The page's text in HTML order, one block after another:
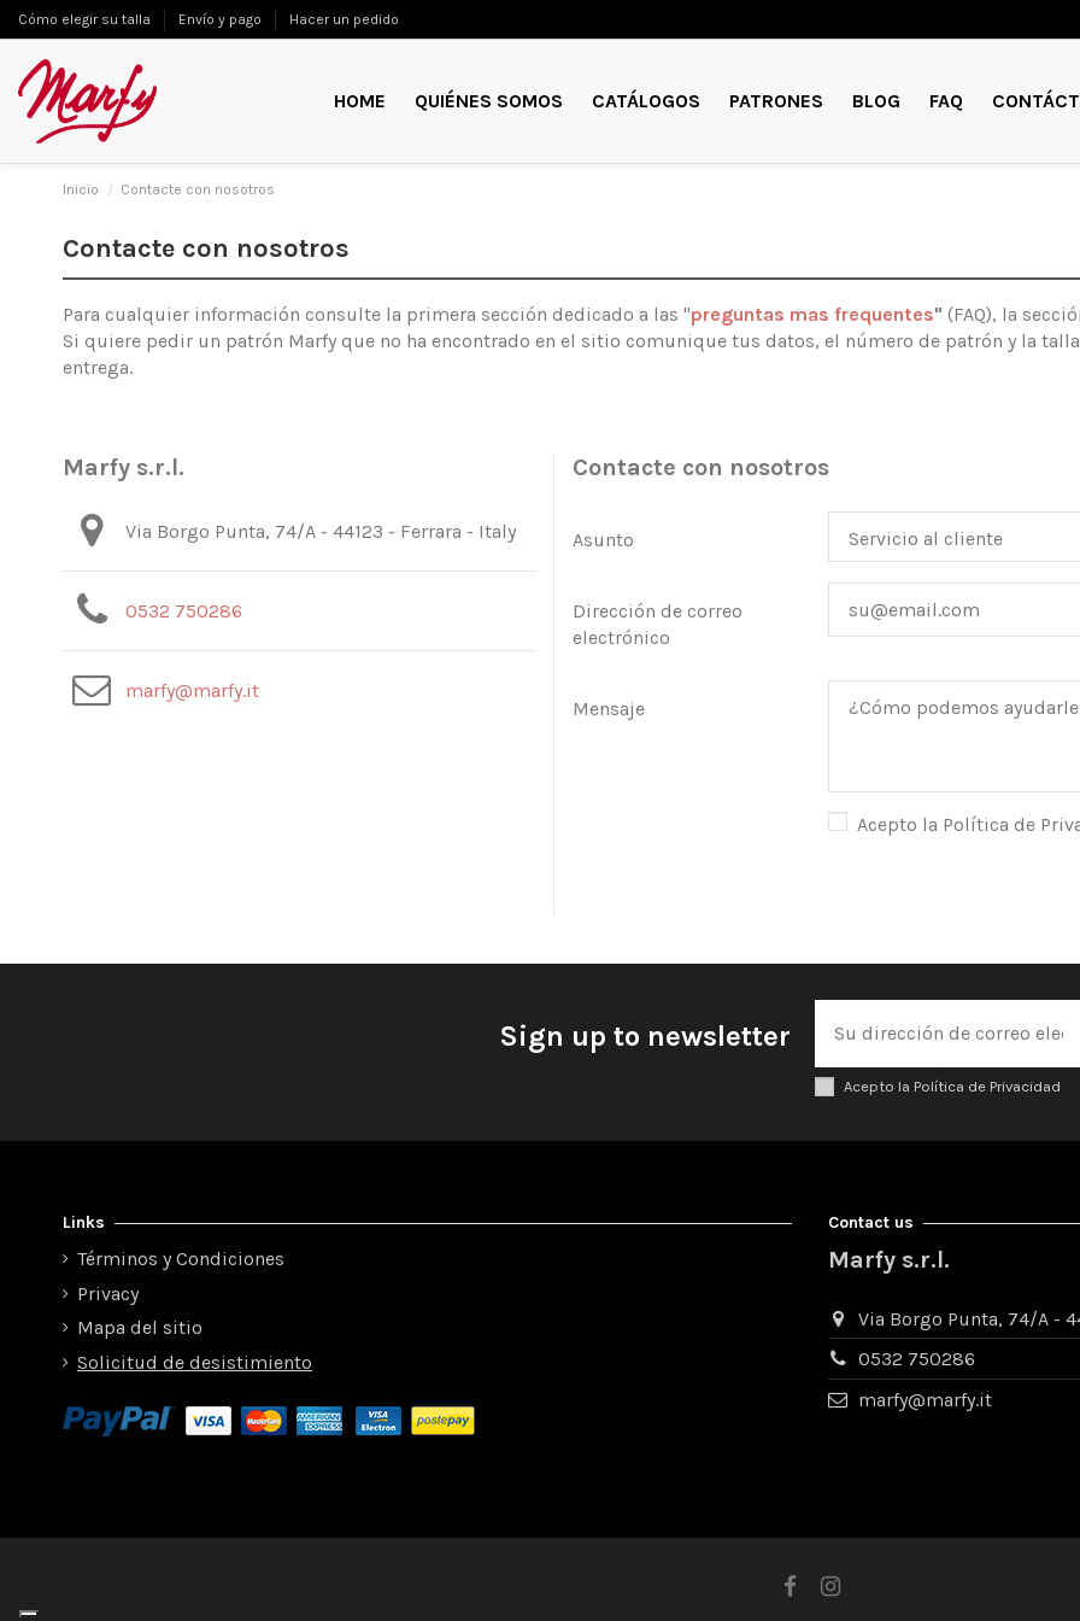
Cómo elegir su talla Envío y pago Hacer un pedido
HOME QUIÉNES SOMOS CATÁLOGOS PATRONES BLOG FAQ
Inicio Contacte con nosotros
Contacte con nosotros
Para cualquier información consulte la primera sección dedicado a las "preguntas mas frequentes" (FAQ), la
Si quiere pedir un patrón Marfy que no ha encontrado en el sitio comunique tus datos, el número de patrón y la
entrega.
Marfy s.r.l.
Via Borgo Punta, 74/A - 44123 - Ferrara - Italy
0532 750286
marfy@marfy.it
Contacte con nosotros
Asunto
Dirección de correo
electrónico
Mensaje
Acepto la Política de
Sign up to newsletter
Acepto la Política de Privacidad
Links
Términos y Condiciones
Privacy
Mapa del sitio
Solicitud de desistimiento
Contact us
Marfy s.r.l.
Via Borgo Punta, 74/A -
0532 750286
marfy@marfy.it